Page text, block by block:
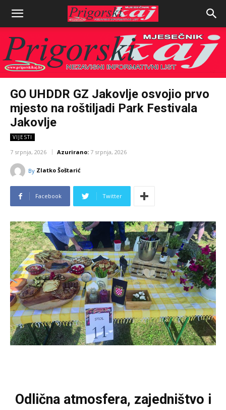
GO UHDDR GZ Jakovlje osvojio prvo
mjesto na roštiljadi Park Festivala
Jakovlje
VIJESTI
7 srpnja, 2026 Azurirano: 7 srpnja, 2026
By Zlatko Šoštarić
Facebook Twitter
Odlična atmosfera, zajedništvo i